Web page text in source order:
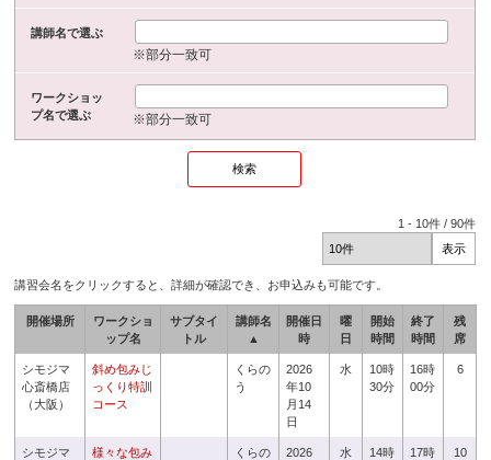
講師名で選ぶ
※部分一致可
ワークショッ
プ名で選ぶ
※部分一致可
1 - 10件 /90件
講習会名をクリックすると、詳細が確認でき、お申込みも可能です。
開催場所
ワークショ
ップ名
サブタイ
トル
講師名
▲
開催日
時
曜
日
開始
時間
終了
時間
残
席
シモジマ
心斎橋店
（大阪）
斜め包みじ
っくり特訓
コース
くらの
う
2026
年10
月14
日
水
10時
30分
16時
00分
6
シモジマ
様々な包み
くらの
2026
水
14時
17時
10